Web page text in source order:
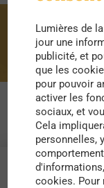
Lumières de
jour une
publicité, et
que les
pour pouvoir
activer les
sociaux, et
Cela
personnelles,
cookies. Pour